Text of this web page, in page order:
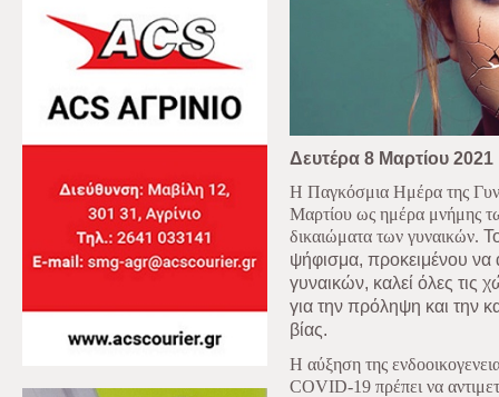
Δευτέρα 8 Μαρτίου 2021
Η Παγκόσμια Ημέρα της
Μαρτίου ως ημέρα μνήμης
δικαιώματα των γυναικών.
ψήφισμα, προκειμένου να
γυναικών, καλεί όλες τις
για την πρόληψη και την
βίας.
Η αύξηση της
COVID-19 πρέπει να